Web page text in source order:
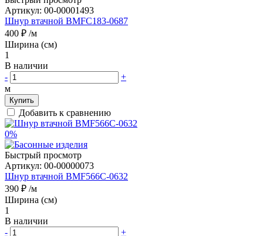
Артикул: 00-00001493
Шнур втачной BMFC183-0687
400 ₽ /м
Ширина (см)
1
В наличии
-
+
м
Купить
Добавить к сравнению
0%
Быстрый просмотр
Артикул: 00-00000073
Шнур втачной BMF566C-0632
390 ₽ /м
Ширина (см)
1
В наличии
-
+